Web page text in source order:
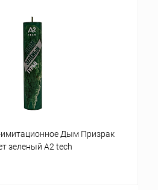
имитационное Дым Призрак
зеленый A2 tech